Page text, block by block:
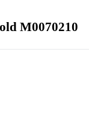
М0070210